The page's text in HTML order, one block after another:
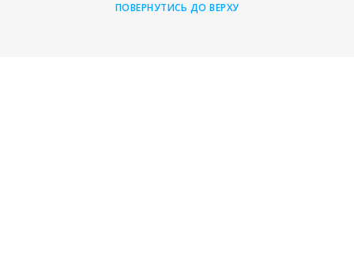
ПОВЕРНУТИСЬ ДО ВЕРХУ